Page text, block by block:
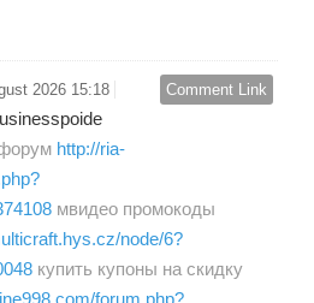
Comment Link
2026 15:18
http://ria-
мвидео промокоды
node/6?
купить купоны на скидку